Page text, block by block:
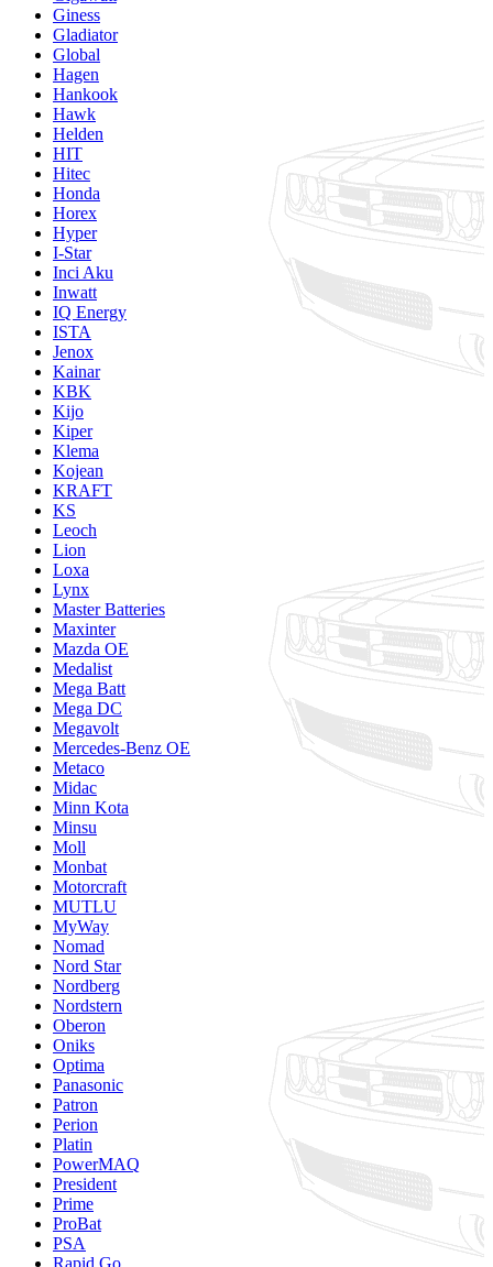
Giness
Gladiator
Global
Hagen
Hankook
Hawk
Helden
HIT
Hitec
Honda
Horex
Hyper
I-Star
Inci Aku
Inwatt
IQ Energy
ISTA
Jenox
Kainar
KBK
Kijo
Kiper
Klema
Kojean
KRAFT
KS
Leoch
Lion
Loxa
Lynx
Master Batteries
Maxinter
Mazda OE
Medalist
Mega Batt
Mega DC
Megavolt
Mercedes-Benz OE
Metaco
Midac
Minn Kota
Minsu
Moll
Monbat
Motorcraft
MUTLU
MyWay
Nomad
Nord Star
Nordberg
Nordstern
Oberon
Oniks
Optima
Panasonic
Patron
Perion
Platin
PowerMAQ
President
Prime
ProBat
PSA